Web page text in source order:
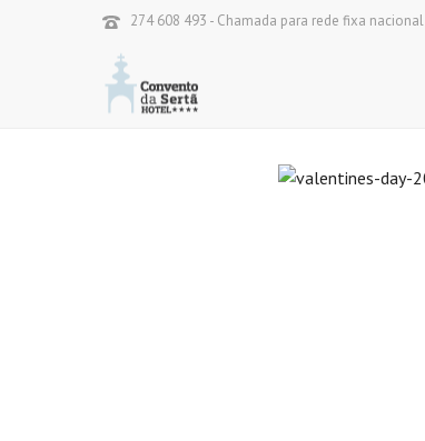
274 608 493 - Chamada para rede fixa nacional